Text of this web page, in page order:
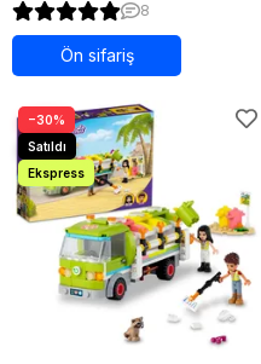
8
Ön sifariş
−30%